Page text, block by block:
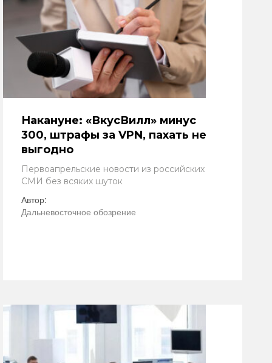
Накануне: «ВкусВилл» минус
300, штрафы за VPN, пахать не
выгодно
Первоапрельские новости из российских
СМИ без всяких шуток
Автор:
Дальневосточное обозрение